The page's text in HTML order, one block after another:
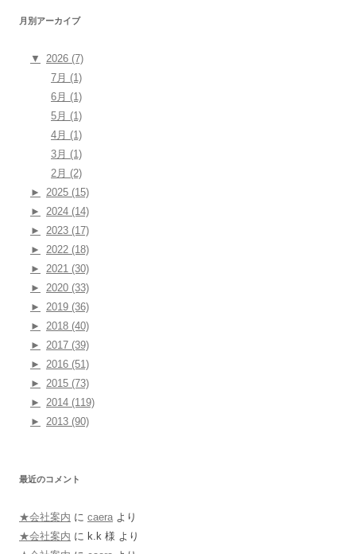
月別アーカイブ
▼
2026 (7)
7月 (1)
6月 (1)
5月 (1)
4月 (1)
3月 (1)
2月 (2)
►
2025 (15)
►
2024 (14)
►
2023 (17)
►
2022 (18)
►
2021 (30)
►
2020 (33)
►
2019 (36)
►
2018 (40)
►
2017 (39)
►
2016 (51)
►
2015 (73)
►
2014 (119)
►
2013 (90)
最近のコメント
★会社案内 に caera より
★会社案内 に k.k 様 より